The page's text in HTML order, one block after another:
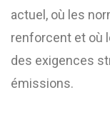
actuel, où les
renforcent et où
des exigences
émissions.